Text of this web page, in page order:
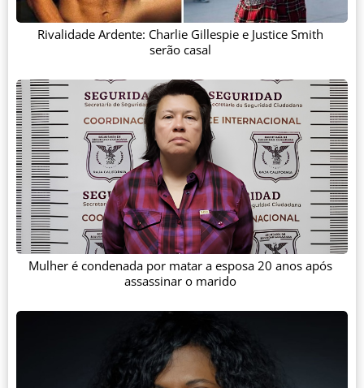
Rivalidade Ardente: Charlie Gillespie e Justice Smith
serão casal
Mulher é condenada por matar a esposa 20 anos após
assassinar o marido